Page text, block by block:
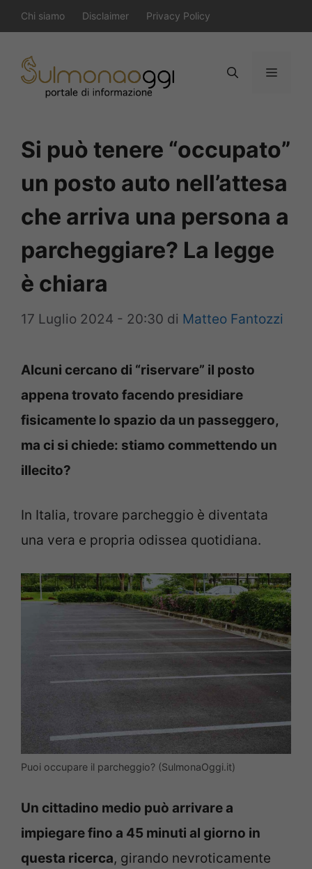
al
contenuto
Chi siamo Disclaimer Privacy Policy
Menu
Si può tenere “occupato”
un posto auto nell’attesa
che arriva una persona a
parcheggiare? La legge
è chiara
17 Luglio 2024 - 20:30 di Matteo Fantozzi
Alcuni cercano di “riservare” il posto
appena trovato facendo presidiare
fisicamente lo spazio da un passeggero,
ma ci si chiede: stiamo commettendo un
illecito?
In Italia, trovare parcheggio è diventata
una vera e propria odissea quotidiana.
Puoi occupare il parcheggio? (SulmonaOggi.it)
Un cittadino medio può arrivare a
impiegare fino a 45 minuti al giorno in
questa ricerca, girando nevroticamente